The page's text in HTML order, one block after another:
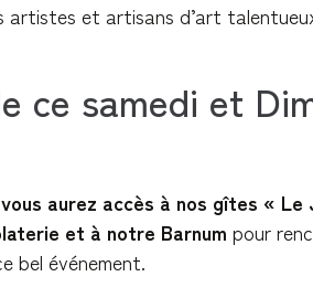
artistes et artisans d’art
ce samedi et
aurez accès à nos gîtes « Le
et à notre Barnum pour
bel événement.